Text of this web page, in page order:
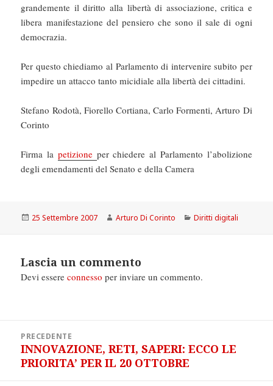
grandemente il diritto alla libertà di associazione, critica e
libera manifestazione del pensiero che sono il sale di ogni
democrazia.
Per questo chiediamo al Parlamento di intervenire subito per
impedire un attacco tanto micidiale alla libertà dei cittadini.
Stefano Rodotà, Fiorello Cortiana, Carlo Formenti, Arturo Di
Corinto
Firma la petizione per chiedere al Parlamento l’abolizione
degli emendamenti del Senato e della Camera
Scritto
25 Settembre 2007 Autore
Arturo Di Corinto Categorie
Diritti digitali
Lascia un commento
Devi essereconnesso per inviare un commento.
articoliPRECEDENTE
Articolo
precedente:
INNOVAZIONE, RETI, SAPERI: ECCO LE
PRIORITA’ PER IL 20 OTTOBRE